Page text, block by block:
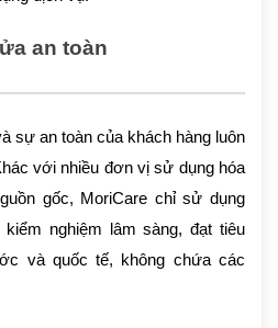
an toàn
sự an toàn của khách hàng luôn
với nhiều đơn vị sử dụng hóa
gốc, MoriCare chỉ sử dụng
nghiệm lâm sàng, đạt tiêu
và quốc tế, không chứa các